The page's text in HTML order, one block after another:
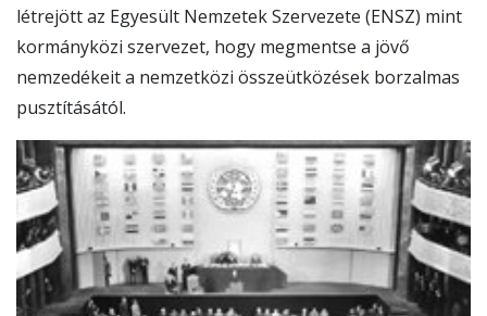
létrejött az Egyesült Nemzetek Szervezete (ENSZ) mint
kormányközi szervezet, hogy megmentse a jövő
nemzedékeit a nemzetközi összeütközések borzalmas
pusztításától.